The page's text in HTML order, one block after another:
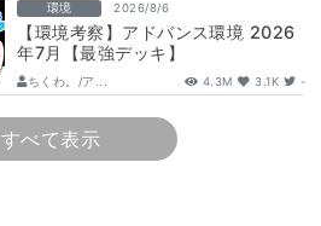
環境 2026/8/6
【環境考察】アドバンス環境 2026
年7月【最強デッキ】
ちくわ。/ア... 4.3M 3.1K -
すべて表示